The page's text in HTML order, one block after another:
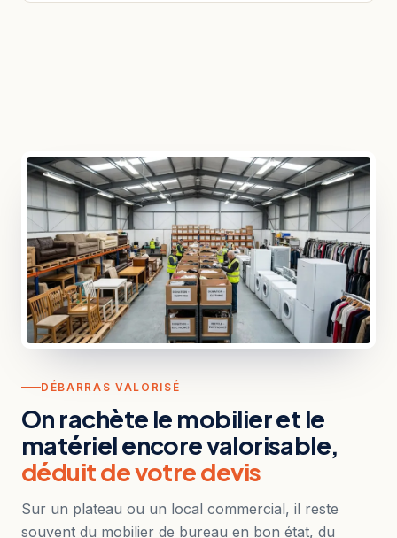
DÉBARRAS VALORISÉ
On rachète le mobilier et le
matériel encore valorisable,
déduit de votre devis
Sur un plateau ou un local commercial, il reste
souvent du mobilier de bureau en bon état, du